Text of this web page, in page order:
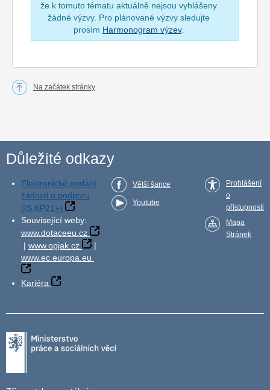
že k tomuto tématu aktuálně nejsou vyhlášeny
žádné výzvy. Pro plánované výzvy sledujte
prosím Harmonogram výzev.
Na začátek stránky
Důležité odkazy
Elektronické podání
žádosti o podporu
(IS KP21+)
Související weby:
www.dotaceeu.cz
| www.opjak.cz
|
www.ec.europa.eu
Kariéra
Větší šance
Youtube
Prohlášení
o
přístupnosti
Mapa
Stránek